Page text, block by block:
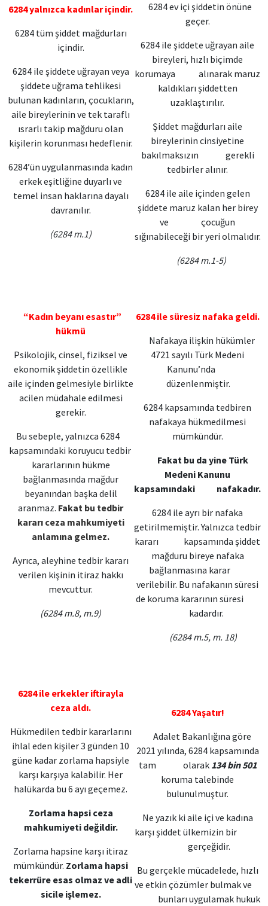
6284 yalnızca kadınlar içindir.
6284 tüm şiddet mağdurları
içindir.
6284 ile şiddete uğrayan veya
şiddete uğrama tehlikesi
bulunan kadınların, çocukların,
aile bireylerinin ve tek taraflı
ısrarlı takip mağduru olan
kişilerin korunması hedeflenir.
6284’ün uygulanmasında kadın
erkek eşitliğine duyarlı ve
temel insan haklarına dayalı
davranılır.
(6284 m.1)
6284 ev içi şiddetin önüne
geçer.
6284 ile şiddete uğrayan aile
bireyleri, hızlı biçimde
korumaya alınarak maruz
kaldıkları şiddetten
uzaklaştırılır.
Şiddet mağdurları aile
bireylerinin cinsiyetine
bakılmaksızın gerekli
tedbirler alınır.
6284 ile aile içinden gelen
şiddete maruz kalan her birey
ve çocuğun
sığınabileceği bir yeri olmalıdır.
(6284 m.1-5)
“Kadın beyanı esastır”
hükmü
Psikolojik, cinsel, fiziksel ve
ekonomik şiddetin özellikle
aile içinden gelmesiyle birlikte
acilen müdahale edilmesi
gerekir.
Bu sebeple, yalnızca 6284
kapsamındaki koruyucu tedbir
kararlarının hükme
bağlanmasında mağdur
beyanından başka delil
aranmaz. Fakat bu tedbir
kararı ceza mahkumiyeti
anlamına gelmez.
Ayrıca, aleyhine tedbir kararı
verilen kişinin itiraz hakkı
mevcuttur.
(6284 m.8, m.9)
6284 ile süresiz nafaka geldi.
Nafakaya ilişkin hükümler
4721 sayılı Türk Medeni
Kanunu’nda
düzenlenmiştir.
6284 kapsamında tedbiren
nafakaya hükmedilmesi
mümkündür.
Fakat bu da yine Türk
Medeni Kanunu
kapsamındaki nafakadır.
6284 ile ayrı bir nafaka
getirilmemiştir. Yalnızca tedbir
kararı kapsamında şiddet
mağduru bireye nafaka
bağlanmasına karar
verilebilir. Bu nafakanın süresi
de koruma kararının süresi
kadardır.
(6284 m.5, m. 18)
6284 ile erkekler iftirayla
ceza aldı.
Hükmedilen tedbir kararlarını
ihlal eden kişiler 3 günden 10
güne kadar zorlama hapsiyle
karşı karşıya kalabilir. Her
halükarda bu 6 ayı geçemez.
Zorlama hapsi ceza
mahkumiyeti değildir.
Zorlama hapsine karşı itiraz
mümkündür. Zorlama hapsi
tekerrüre esas olmaz ve adli
sicile işlemez.
6284 Yaşatır!
Adalet Bakanlığına göre
2021 yılında, 6284 kapsamında
tam olarak 134 bin 501
koruma talebinde
bulunulmuştur.
Ne yazık ki aile içi ve kadına
karşı şiddet ülkemizin bir
gerçeğidir.
Bu gerçekle mücadelede, hızlı
ve etkin çözümler bulmak ve
bunları uygulamak hukuk